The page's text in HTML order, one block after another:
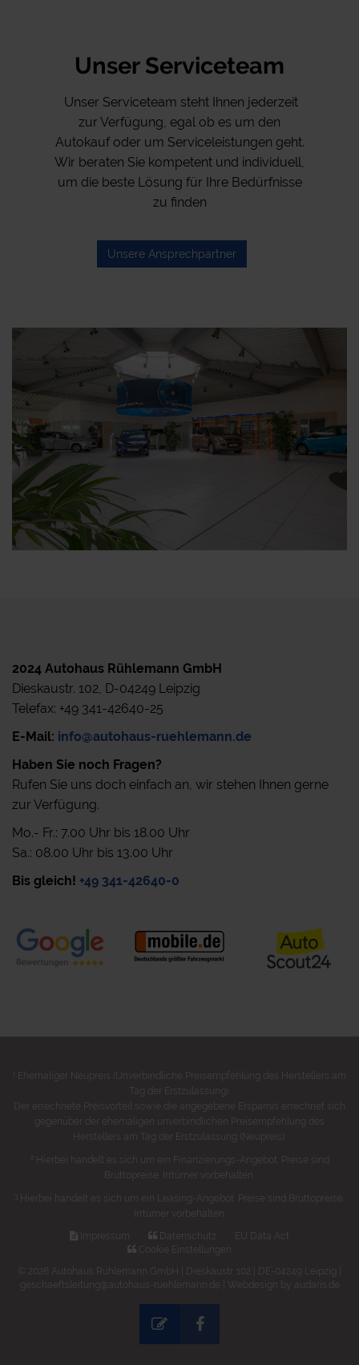
Unser Serviceteam
Unser Serviceteam steht Ihnen jederzeit
zur Verfügung, egal ob es um den
Autokauf oder um Serviceleistungen geht.
Wir beraten Sie kompetent und individuell,
um die beste Lösung für Ihre Bedürfnisse
zu finden
Unsere Ansprechpartner
2024 Autohaus Rühlemann GmbH
Dieskaustr. 102, D-04249 Leipzig
Telefax: +49 341-42640-25
E-Mail: info@autohaus-ruehlemann.de
Haben Sie noch Fragen?
Rufen Sie uns doch einfach an, wir stehen Ihnen gerne
zur Verfügung.
Mo.- Fr.: 7.00 Uhr bis 18.00 Uhr
Sa.: 08.00 Uhr bis 13.00 Uhr
Bis gleich! +49 341-42640-0
Ehemaliger Neupreis (Unverbindliche Preisempfehlung des Herstellers am
Tag der Erstzulassung).
Der errechnete Preisvorteil sowie die angegebene Ersparnis errechnet sich
gegenüber der ehemaligen unverbindlichen Preisempfehlung des
Herstellers am Tag der Erstzulassung (Neupreis).
Hierbei handelt es sich um ein Finanzierungs-Angebot. Preise sind
Bruttopreise. Irrtümer vorbehalten.
Hierbei handelt es sich um ein Leasing-Angebot. Preise sind Bruttopreise.
Irrtümer vorbehalten.
Impressum
Datenschutz
EU Data Act
Cookie Einstellungen
© 2026 Autohaus Rühlemann GmbH | Dieskaustr. 102 | DE-04249 Leipzig |
geschaeftsleitung@autohaus-ruehlemann.de |
Webdesign by audaris.de